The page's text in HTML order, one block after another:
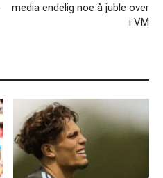
media endelig noe å juble over
i VM